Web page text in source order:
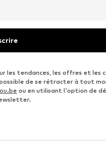
les tendances, les offres et les
de se rétracter à tout
ou en utilisant l'option de